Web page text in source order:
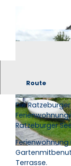
A
u
V
o
m
W
a
s
s
Route
Kurze
Die
Ratzeburger
Terrasse.